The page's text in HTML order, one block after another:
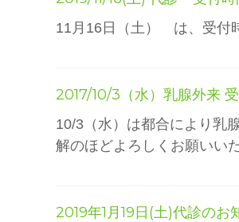
11月16日（土） は、受付
2017/10/3（水）乳腺外来
10/3（水）は都合により乳
解のほどよろしくお願いい
2019年1月19日(土)代診のお